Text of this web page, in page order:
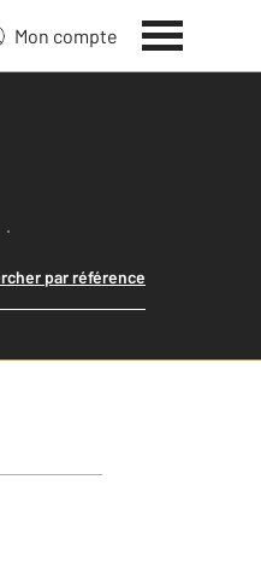
Mon compte
recherche
par référence